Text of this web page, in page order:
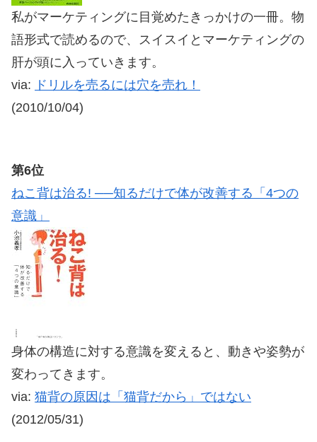
私がマーケティングに目覚めたきっかけの一冊。物
語形式で読めるので、スイスイとマーケティングの
肝が頭に入っていきます。
via: ドリルを売るには穴を売れ！
(2010/10/04)
第6位
ねこ背は治る! ──知るだけで体が改善する「4つの
意識」
身体の構造に対する意識を変えると、動きや姿勢が
変わってきます。
via: 猫背の原因は「猫背だから」ではない
(2012/05/31)